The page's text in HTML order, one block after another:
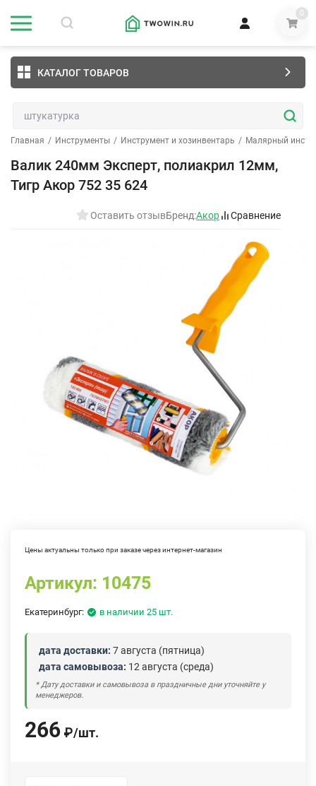
0
КАТАЛОГ ТОВАРОВ
Главная / Инструменты / Инструмент и хозинвентарь / Малярный
Валик 240мм Эксперт, полиакрил 12мм,
Тигр Акор 752 35 624
Оставить отзывБренд:Акор Сравнение
Цены актуальны только при заказе через интернет-магазин
Артикул: 10475
Екатеринбург: в наличии 25 шт.
дата доставки: 7 августа (пятница)
дата самовывоза: 12 августа (среда)
* Дату доставки и самовывоза в праздничные дни уточняйте у
менеджеров.
266 ₽/шт.